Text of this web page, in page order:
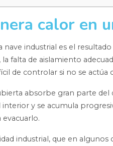
calor en
industrial es el
falta de aislamiento
de controlar si no se actúa
absorbe gran parte
interior y se acumula
industrial, que en algunos